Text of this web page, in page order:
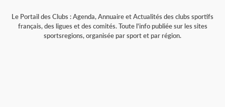
Le Portail des Clubs : Agenda, Annuaire et Actualités des clubs sportifs
français, des ligues et des comités. Toute l'info publiée sur les sites
sportsregions, organisée par sport et par région.